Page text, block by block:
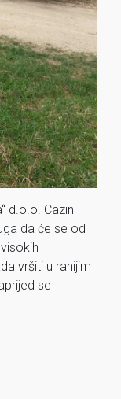
d.o.o. Cazin
da će se od
vršiti u ranijim
se